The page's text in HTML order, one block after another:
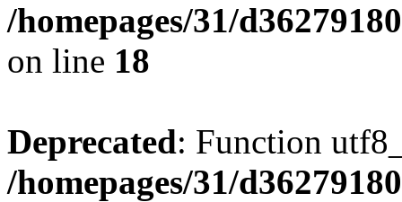
/homepages/31/
on line 18
Deprecated: Function
/homepages/31/